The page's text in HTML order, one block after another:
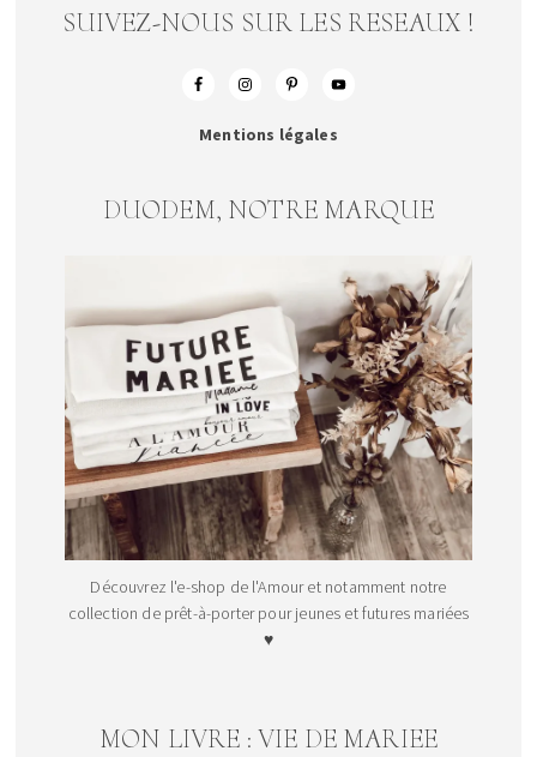
SUIVEZ-NOUS SUR LES RESEAUX !
Mentions légales
DUODEM, NOTRE MARQUE
Découvrez l'e-shop de l'Amour et notamment notre
collection de prêt-à-porter pour jeunes et futures mariées
♥
MON LIVRE : VIE DE MARIEE